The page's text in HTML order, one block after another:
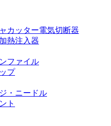
カッター電気切断器
熱注入器
ファイル
プ
・ニードル
ト